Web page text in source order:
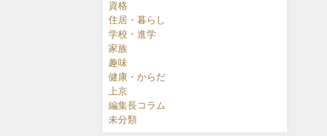
資格
住居・暮らし
学校・進学
家族
趣味
健康・からだ
上京
編集長コラム
未分類